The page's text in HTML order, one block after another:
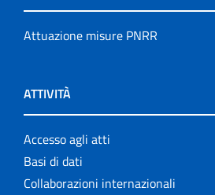
Attuazione misure PNRR
ATTIVITÀ
Accesso agli atti
Basi di dati
Collaborazioni internazionali